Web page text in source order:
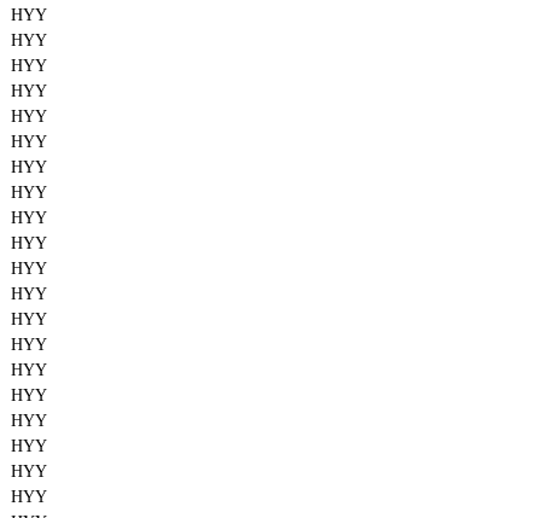
HYY
HYY
HYY
HYY
HYY
HYY
HYY
HYY
HYY
HYY
HYY
HYY
HYY
HYY
HYY
HYY
HYY
HYY
HYY
HYY